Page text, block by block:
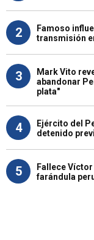
2
Famoso
transmisión
3
Mark Vito
abandonar
plata"
4
Ejército del
detenido
5
Fallece
farándula